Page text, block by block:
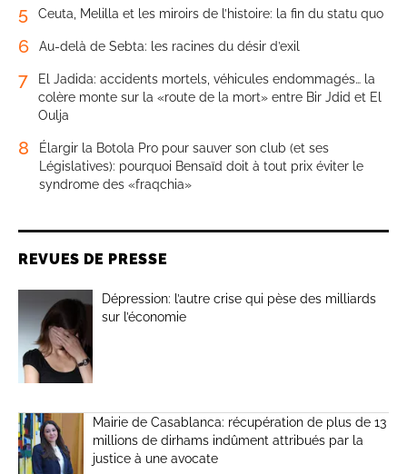
5 Ceuta, Melilla et les miroirs de l’histoire: la fin du statu quo
6 Au-delà de Sebta: les racines du désir d’exil
7
El Jadida: accidents mortels, véhicules endommagés… la
colère monte sur la «route de la mort» entre Bir Jdid et El
Oulja
8
Élargir la Botola Pro pour sauver son club (et ses
Législatives): pourquoi Bensaïd doit à tout prix éviter le
syndrome des «fraqchia»
REVUES DE PRESSE
Dépression: l’autre crise qui pèse des milliards
sur l’économie
Mairie de Casablanca: récupération de plus de 13
millions de dirhams indûment attribués par la
justice à une avocate